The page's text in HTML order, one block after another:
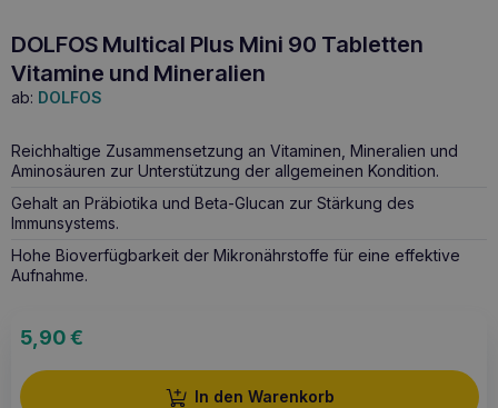
DOLFOS Multical Plus Mini 90 Tabletten
Vitamine und Mineralien
ab: DOLFOS
Reichhaltige Zusammensetzung an Vitaminen, Mineralien und
Aminosäuren zur Unterstützung der allgemeinen Kondition.
Gehalt an Präbiotika und Beta-Glucan zur Stärkung des
Immunsystems.
Hohe Bioverfügbarkeit der Mikronährstoffe für eine effektive
Aufnahme.
5,90€
In den Warenkorb